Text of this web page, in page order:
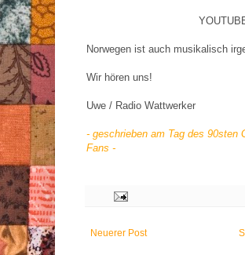
Norwegen ist auch musikalisch
Wir hören uns!
Uwe / Radio Wattwerker
- geschrieben am Tag des 90sten
Fans -
Neuerer Post